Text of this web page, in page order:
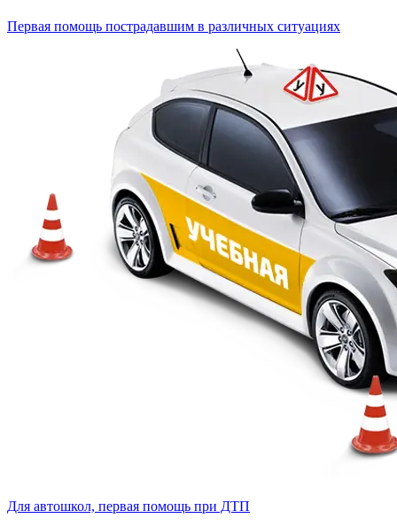
Первая помощь пострадавшим в различных ситуациях
Для автошкол, первая помощь при ДТП